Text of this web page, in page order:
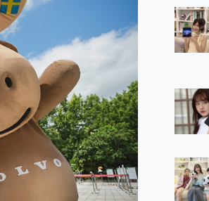
化有防寫保護的隨身碟或SD卡
AI 新版全解析 × 年末優惠，一篇全
都要！ Starfish 2 幻彩膠囊投影機｜
列 異星機械鍵盤與 Mercury X 系列 輕
OLED 超寬曲面電競螢幕，多工辦公、
MCV 行銷宣告驗證的手機配件品牌
來，「Slogan 海報徵稿活動」好康大
5000mAh薄型磁吸無線急速行動電源
冷暖調溫裝置 開箱 評測
優惠嗨翻天！支援 iOS/Android！
場景拍攝需求？
書已上線 每月免費送你 300分鐘轉寫